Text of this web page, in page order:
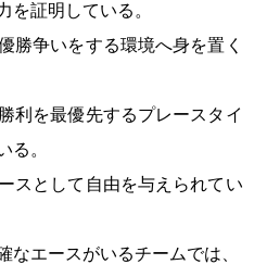
を証明している。
勝争いをする環境へ身を置く
利を最優先するプレースタイ
る。
スとして自由を与えられてい
なエースがいるチームでは、